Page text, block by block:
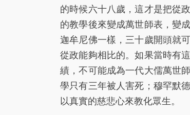
的時候六十八歲，這才是把從
的教學後來變成萬世師表，變
迦牟尼佛一樣，三十歲開頭就
從政能夠相比的。如果當時有
績，不可能成為一代大儒萬世
學只有三年被人害死；穆罕默
以真實的慈悲心來教化眾生。